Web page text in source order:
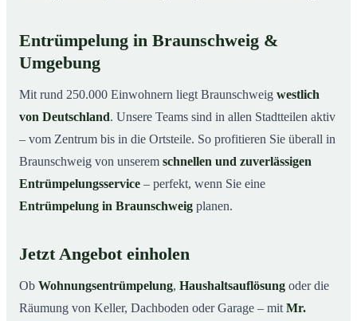
Entrümpelung in Braunschweig &
Umgebung
Mit rund 250.000 Einwohnern liegt Braunschweig westlich
von Deutschland. Unsere Teams sind in allen Stadtteilen aktiv
– vom Zentrum bis in die Ortsteile. So profitieren Sie überall in
Braunschweig von unserem schnellen und zuverlässigen
Entrümpelungsservice – perfekt, wenn Sie eine
Entrümpelung in Braunschweig planen.
Jetzt Angebot einholen
Ob Wohnungsentrümpelung, Haushaltsauflösung oder die
Räumung von Keller, Dachboden oder Garage – mit Mr.